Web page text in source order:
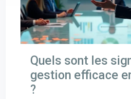
Quels sont les
gestion efficace
?